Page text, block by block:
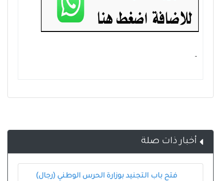
- ‏
أخبار ذات صلة
فتح باب التجنيد بوزارة الحرس الوطني (رجال)